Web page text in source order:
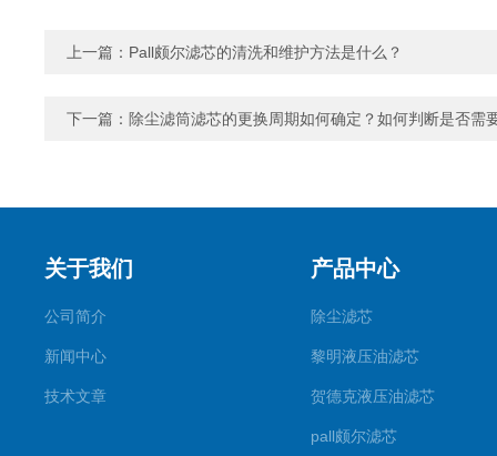
上一篇： Pall颇尔滤芯的清洗和维护方法是什么？
下一篇： 除尘滤筒滤芯的更换周期如何确定？如何判断是否需
关于我们
公司简介
新闻中心
技术文章
产品中心
除尘滤芯
黎明液压油滤芯
贺德克液压油滤芯
pall颇尔滤芯